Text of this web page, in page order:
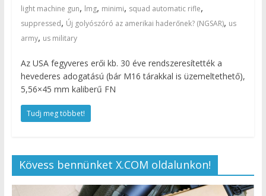
light machine gun, lmg, minimi, squad automatic rifle,
suppressed, Új golyószóró az amerikai haderőnek? (NGSAR), us
army, us military
Az USA fegyveres erői kb. 30 éve rendszeresítették a
hevederes adogatású (bár M16 tárakkal is üzemeltethető),
5,56×45 mm kaliberű FN
Tudj meg többet!
Kövess bennünket X.COM oldalunkon!